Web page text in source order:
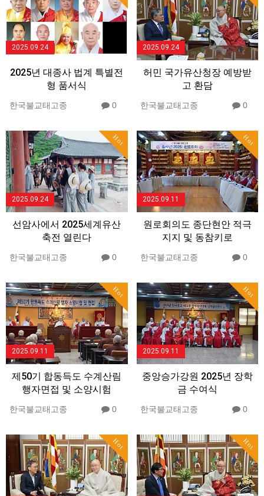
2025.09.24
2025년 대종사 법계 특별전
형 품서식
한국불교태고종 0
2025.09.24
허민 국가유산청장 예방받
고 환담
한국불교태고종 0
Hot
2025.09.24
선암사에서 2025세계유산
축전 열린다
한국불교태고종 0
Hot
2025.09.11
원로회의도 종단현안 적극
지지 및 동참키로
한국불교태고종 0
Hot
2025.09.11
제50기 합동득도 수계산림
행자면접 및 소양시험
한국불교태고종 0
Hot
2025.09.11
중앙승가강원 2025년 장학
금 수여식
한국불교태고종 0
Hot Hot